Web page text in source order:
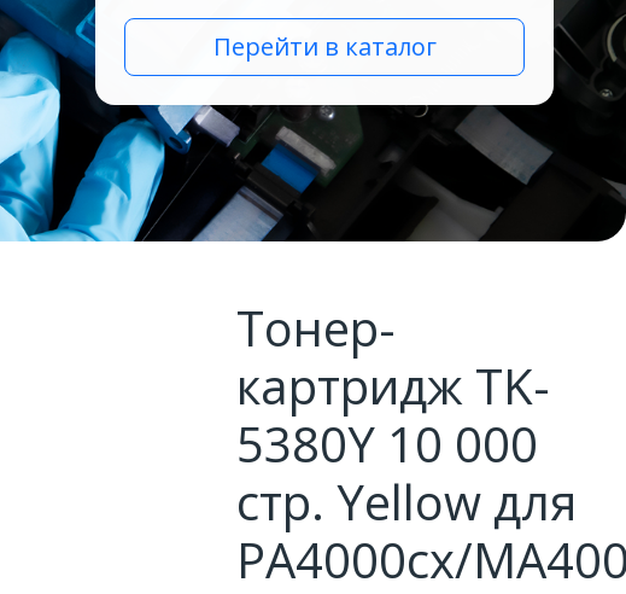
Перейти в каталог
Тонер-
картридж TK-
5380Y 10 000
стр. Yellow для
PA4000cx/